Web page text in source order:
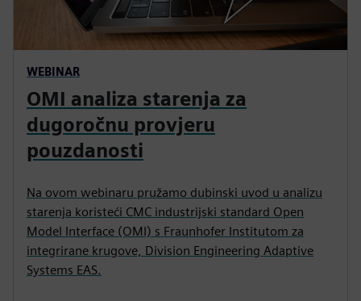
WEBINAR
OMI analiza starenja za
dugoročnu provjeru
pouzdanosti
Na ovom webinaru pružamo dubinski uvod u analizu
starenja koristeći CMC industrijski standard Open
Model Interface (OMI) s Fraunhofer Institutom za
integrirane krugove, Division Engineering Adaptive
Systems EAS.